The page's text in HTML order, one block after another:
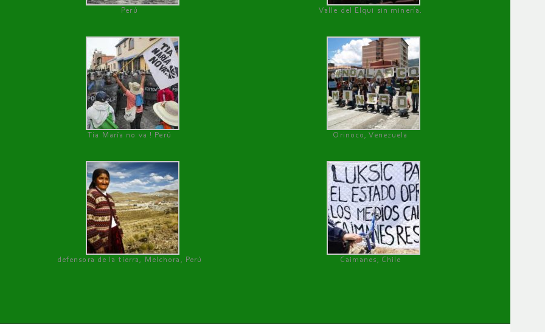
Perú Valle del Elqui sin minería.
Tía María no va ! Perú Orinoco, Venezuela
defensora de la tierra, Melchora, Perú Caimanes, Chile